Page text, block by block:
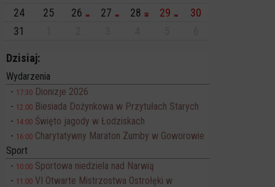
24
25 26 27 28 29
30
31
Dzisiaj:
Wydarzenia
17:30 Dionizje 2026
12:00 Biesiada Dożynkowa w Przytułach Starych
14:00 Święto jagody w Łodziskach
16:00 Charytatywny Maraton Zumby w Goworowie
Sport
10:00 Sportowa niedziela nad Narwią
11:00 VI Otwarte Mistrzostwa Ostrołęki w